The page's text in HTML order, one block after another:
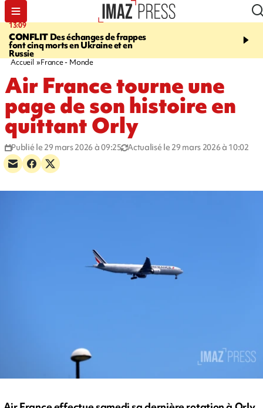
13:09
CONFLIT Des échanges de frappes
font cinq morts en Ukraine et en
Russie
17:14
Quatre
européennes pour les
Accueil France - Monde
Air France tourne une
page de son histoire en
quittant Orly
Publié le 29 mars 2026 à 09:25 Actualisé le 29 mars 2026 à 10:02